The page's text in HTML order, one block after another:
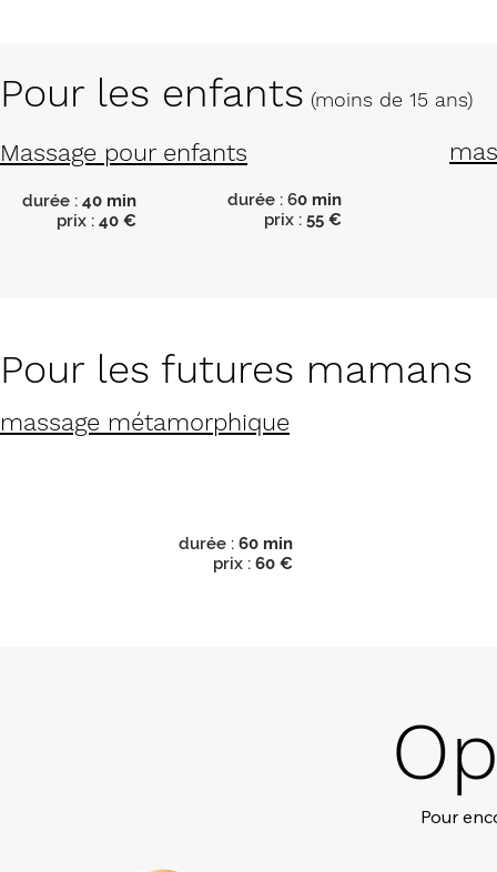
Pour les enfants (moins de 15 ans)
Massage pour enfants
durée : 40 min
prix : 40 €
durée : 60 min
prix : 55 €
Pour les futures mamans
massage métamorphique
durée : 60 min
prix : 60 €
Pour